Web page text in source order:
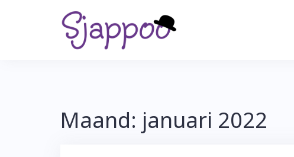
Maand: januari 2022